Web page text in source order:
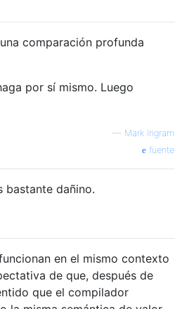
comparación profunda
por sí mismo. Luego
— Mark Ingram
fuente
bastante dañino.
en el mismo contexto
de que, después de
que el compilador